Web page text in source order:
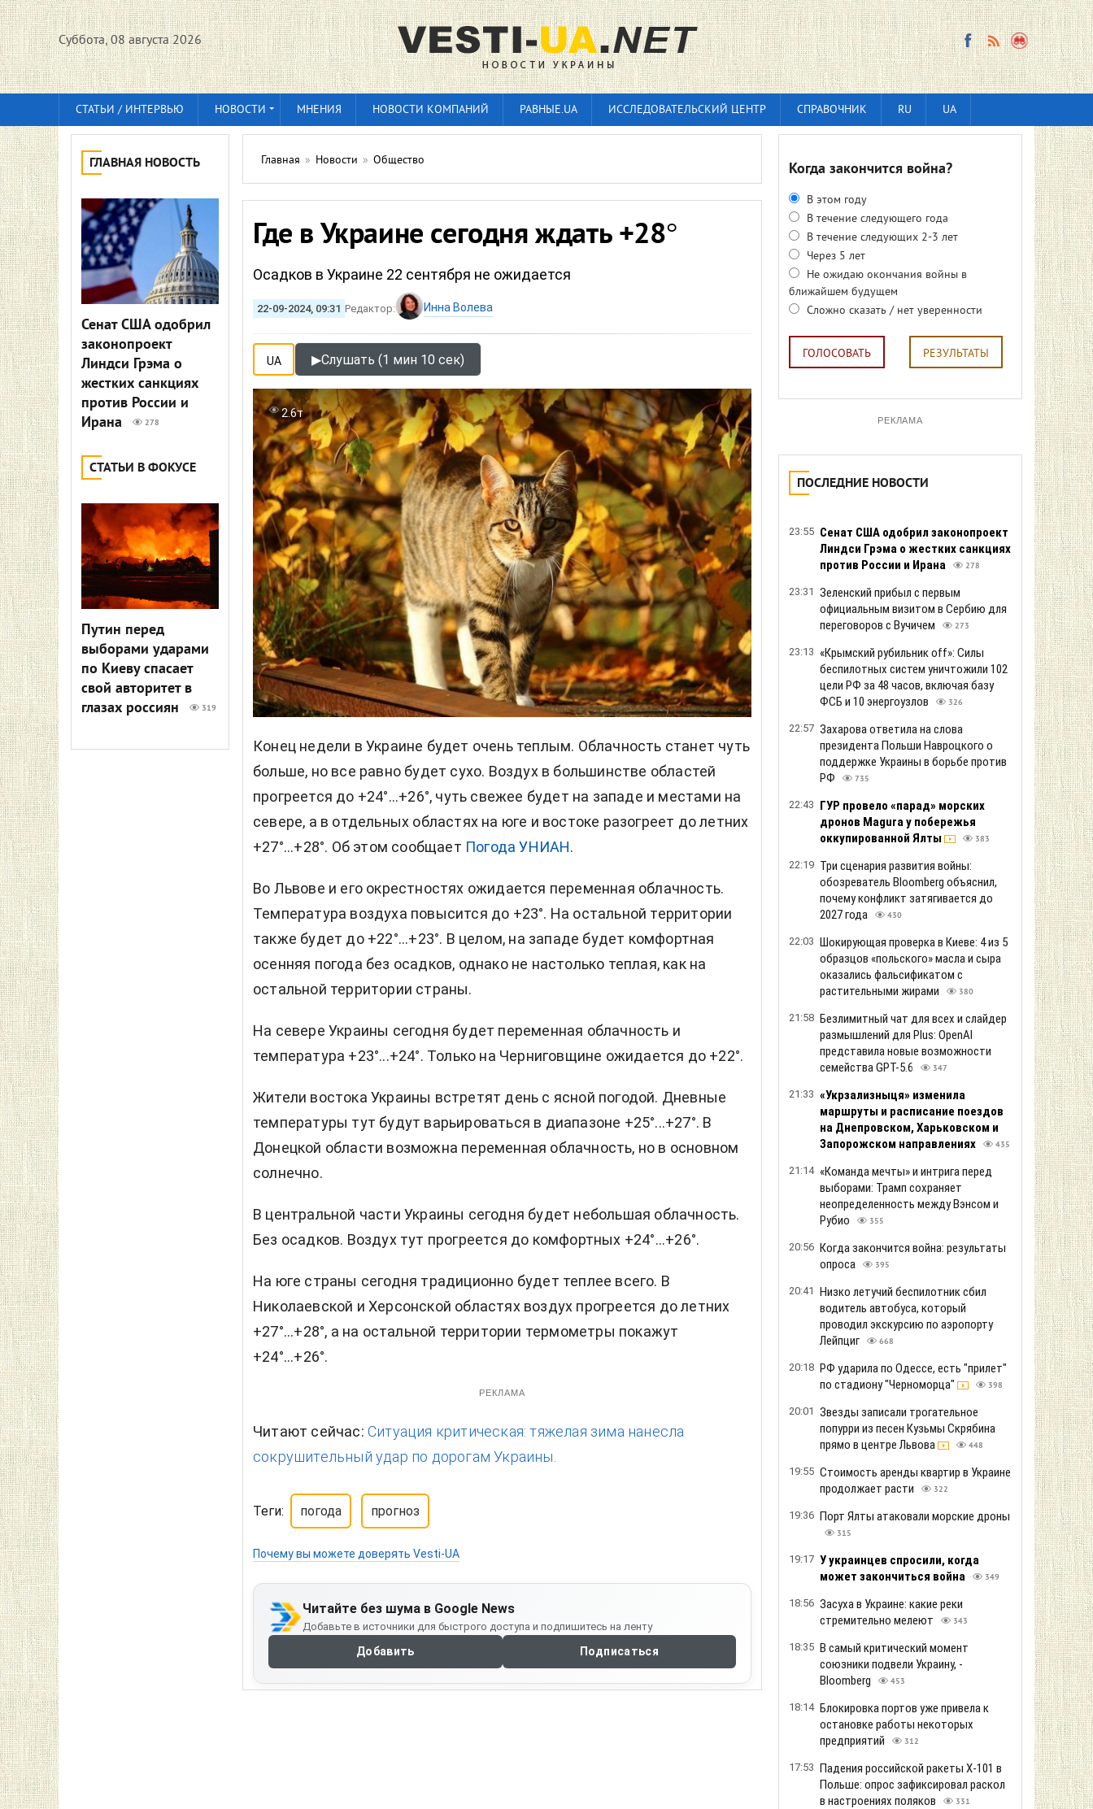
Суббота, 08 августа 2026
СТАТЬИ / ИНТЕРВЬЮ НОВОСТИ МНЕНИЯ НОВОСТИ КОМПАНИЙ РАВНЫЕ.UA ИССЛЕДОВАТЕЛЬСКИЙ ЦЕНТР СПРАВОЧНИК RU UA
ГЛАВНАЯ НОВОСТЬ
Сенат США одобрил
законопроект
Линдси Грэма о
жестких санкциях
против России и
Ирана
278
СТАТЬИ В ФОКУСЕ
Путин перед
выборами ударами
по Киеву спасает
свой авторитет в
глазах россиян
319
Главная » Новости » Общество
Где в Украине сегодня ждать +28°
Осадков в Украине 22 сентября не ожидается
22-09-2024, 09:31 Редактор: Инна Волева
UA ▶Слушать (1 мин 10 сек)
2.6т
Конец недели в Украине будет очень теплым. Облачность станет чуть
больше, но все равно будет сухо. Воздух в большинстве областей
прогреется до +24°...+26°, чуть свежее будет на западе и местами на
севере, а в отдельных областях на юге и востоке разогреет до летних
+27°...+28°. Об этом сообщает Погода УНИАН.
Во Львове и его окрестностях ожидается переменная облачность.
Температура воздуха повысится до +23°. На остальной территории
также будет до +22°...+23°. В целом, на западе будет комфортная
осенняя погода без осадков, однако не настолько теплая, как на
остальной территории страны.
На севере Украины сегодня будет переменная облачность и
температура +23°...+24°. Только на Черниговщине ожидается до +22°.
Жители востока Украины встретят день с ясной погодой. Дневные
температуры тут будут варьироваться в диапазоне +25°...+27°. В
Донецкой области возможна переменная облачность, но в основном
солнечно.
В центральной части Украины сегодня будет небольшая облачность.
Без осадков. Воздух тут прогреется до комфортных +24°...+26°.
На юге страны сегодня традиционно будет теплее всего. В
Николаевской и Херсонской областях воздух прогреется до летних
+27°...+28°, а на остальной территории термометры покажут
+24°...+26°.
РЕКЛАМА
Читают сейчас: Ситуация критическая: тяжелая зима нанесла
сокрушительный удар по дорогам Украины.
Теги: погода прогноз
Почему вы можете доверять Vesti-UA
Читайте без шума в Google News
Добавьте в источники для быстрого доступа и подпишитесь на ленту
Добавить Подписаться
Когда закончится война?
В этом году
В течение следующего года
В течение следующих 2-3 лет
Через 5 лет
Не ожидаю окончания войны в
ближайшем будущем
Сложно сказать / нет уверенности
ГОЛОСОВАТЬ РЕЗУЛЬТАТЫ
РЕКЛАМА
ПОСЛЕДНИЕ НОВОСТИ
23:55 Сенат США одобрил законопроект
Линдси Грэма о жестких санкциях
против России и Ирана
278
23:31 Зеленский прибыл с первым
официальным визитом в Сербию для
переговоров с Вучичем
273
23:13 «Крымский рубильник off»: Силы
беспилотных систем уничтожили 102
цели РФ за 48 часов, включая базу
ФСБ и 10 энергоузлов
326
22:57 Захарова ответила на слова
президента Польши Навроцкого о
поддержке Украины в борьбе против
РФ
735
22:43 ГУР провело «парад» морских
дронов Magura у побережья
оккупированной Ялты
383
22:19 Три сценария развития войны:
обозреватель Bloomberg объяснил,
почему конфликт затягивается до
2027 года
430
22:03 Шокирующая проверка в Киеве: 4 из 5
образцов «польского» масла и сыра
оказались фальсификатом с
растительными жирами
380
21:58 Безлимитный чат для всех и слайдер
размышлений для Plus: OpenAI
представила новые возможности
семейства GPT-5.6
347
21:33 «Укрзализныця» изменила
маршруты и расписание поездов
на Днепровском, Харьковском и
Запорожском направлениях
435
21:14 «Команда мечты» и интрига перед
выборами: Трамп сохраняет
неопределенность между Вэнсом и
Рубио
355
20:56 Когда закончится война: результаты
опроса
395
20:41 Низко летучий беспилотник сбил
водитель автобуса, который
проводил экскурсию по аэропорту
Лейпциг
668
20:18 РФ ударила по Одессе, есть "прилет"
по стадиону "Черноморца"
398
20:01 Звезды записали трогательное
попурри из песен Кузьмы Скрябина
прямо в центре Львова
448
19:55 Стоимость аренды квартир в Украине
продолжает расти
322
19:36 Порт Ялты атаковали морские дроны
315
19:17 У украинцев спросили, когда
может закончиться война
349
18:56 Засуха в Украине: какие реки
стремительно мелеют
343
18:35 В самый критический момент
союзники подвели Украину, -
Bloomberg
453
18:14 Блокировка портов уже привела к
остановке работы некоторых
предприятий
312
17:53 Падения российской ракеты Х-101 в
Польше: опрос зафиксировал раскол
в настроениях поляков
331